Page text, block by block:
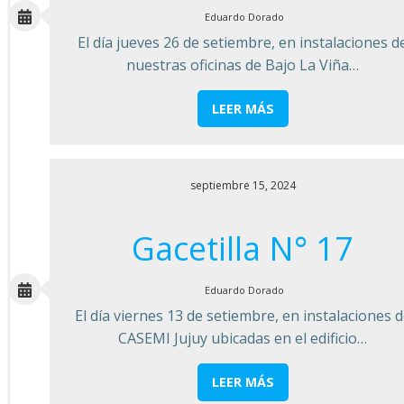
Eduardo Dorado
El día jueves 26 de setiembre, en instalaciones
nuestras oficinas de Bajo La Viña…
LEER MÁS
septiembre 15, 2024
Gacetilla N° 17
Eduardo Dorado
El día viernes 13 de setiembre, en instalaciones
CASEMI Jujuy ubicadas en el edificio…
LEER MÁS